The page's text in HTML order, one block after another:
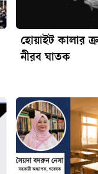
হোয়াইট কালার
নীরব ঘাতক